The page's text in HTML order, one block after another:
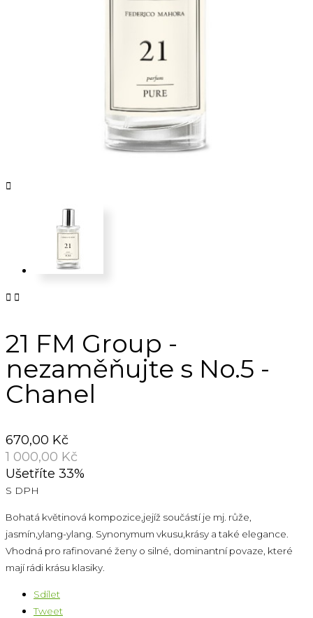

 
21 FM Group -
nezaměňujte s No.5 -
Chanel
670,00 Kč
1 000,00 Kč
Ušetříte 33%
S DPH
Bohatá květinová kompozice,jejíž součástí je mj. růže,
jasmín,ylang-ylang. Synonymum vkusu,krásy a také elegance.
Vhodná pro rafinované ženy o silné, dominantní povaze, které
mají rádi krásu klasiky.
Sdílet
Tweet